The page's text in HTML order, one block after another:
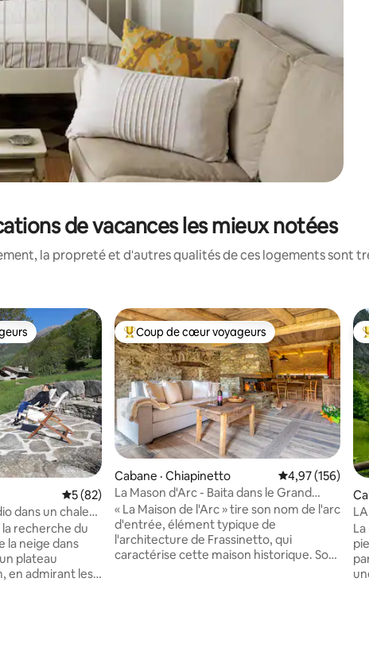
de vacances les mieux notées
la propreté et d'autres qualités de ces logements sont
parmi les plus aimés
Note moyenne de 5 sur 5, 82 commentaires
5 (82)
dans un chalet
recherche du
la neige dans
plateau
en admirant les
Coup de cœur voyageurs parmi les plus aimés
Coup de cœur voyageurs
Cabane · Chiapinetto Note moyenne
4,97 (156)
La Mason d'Arc - Baita dans le Grand
Paradis
« La Maison de l'Arc » tire son nom de l'arc
d'entrée, élément typique de
l'architecture de Frassinetto, qui
caractérise cette maison historique. Son